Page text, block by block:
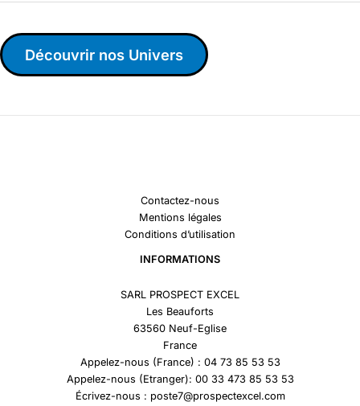
Découvrir nos Univers
Contactez-nous
Mentions légales
Conditions d’utilisation
INFORMATIONS
SARL PROSPECT EXCEL
Les Beauforts
63560 Neuf-Eglise
France
Appelez-nous (France) : 04 73 85 53 53
Appelez-nous (Etranger): 00 33 473 85 53 53
Écrivez-nous : poste7@prospectexcel.com